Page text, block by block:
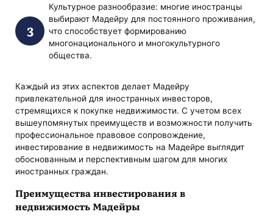
Культурное разнообразие: многие иностранцы
выбирают Мадейру для постоянного проживания,
что способствует формированию
многонационального и многокультурного
общества.
Каждый из этих аспектов делает Мадейру
привлекательной для иностранных инвесторов,
стремящихся к покупке недвижимости. С учетом всех
вышеупомянутых преимуществ и возможности получить
профессиональное правовое сопровождение,
инвестирование в недвижимость на Мадейре выглядит
обоснованным и перспективным шагом для многих
иностранных граждан.
Преимущества инвестирования в
недвижимость Мадейры